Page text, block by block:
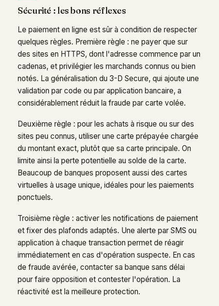
Sécurité : les bons réflexes
Le paiement en ligne est sûr à condition de respecter
quelques règles. Première règle : ne payer que sur
des sites en HTTPS, dont l'adresse commence par un
cadenas, et privilégier les marchands connus ou bien
notés. La généralisation du 3-D Secure, qui ajoute une
validation par code ou par application bancaire, a
considérablement réduit la fraude par carte volée.
Deuxième règle : pour les achats à risque ou sur des
sites peu connus, utiliser une carte prépayée chargée
du montant exact, plutôt que sa carte principale. On
limite ainsi la perte potentielle au solde de la carte.
Beaucoup de banques proposent aussi des cartes
virtuelles à usage unique, idéales pour les paiements
ponctuels.
Troisième règle : activer les notifications de paiement
et fixer des plafonds adaptés. Une alerte par SMS ou
application à chaque transaction permet de réagir
immédiatement en cas d'opération suspecte. En cas
de fraude avérée, contacter sa banque sans délai
pour faire opposition et contester l'opération. La
réactivité est la meilleure protection.